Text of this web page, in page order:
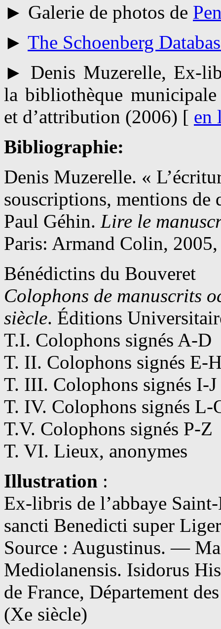
► Galerie de photos de
► The Schoenberg
► Denis Muzerelle, Ex-
la bibliothèque
et d’attribution (2006) [ en
Bibliographie:
Denis Muzerelle. «
souscriptions, mentions de
Paul Géhin. Lire le
Paris: Armand Colin,
Bénédictins du Bouveret
Colophons de manuscrits
siècle. Éditions
T.I. Colophons signés A-D
T. II. Colophons signés E-
T. III. Colophons signés I-J
T. IV. Colophons signés L-
T.V. Colophons signés P-Z
T. VI. Lieux, anonymes
Illustration :
Ex-libris de l’abbaye
sancti Benedicti super
Source : Augustinus. —
Mediolanensis. Isidorus
de France, Département
(Xe siècle)